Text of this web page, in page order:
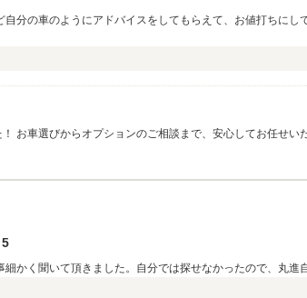
分の車のようにアドバイスをしてもらえて、お値打ちにし
選びからオプションのご相談まで、安心してお任せいただけ
5
かく聞いて頂きました。自分では探せなかったので、丸進